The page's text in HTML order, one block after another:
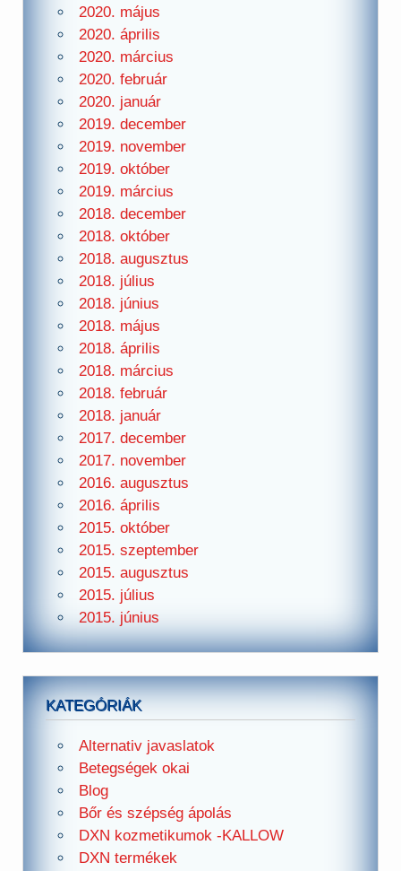
2020. május
2020. április
2020. március
2020. február
2020. január
2019. december
2019. november
2019. október
2019. március
2018. december
2018. október
2018. augusztus
2018. július
2018. június
2018. május
2018. április
2018. március
2018. február
2018. január
2017. december
2017. november
2016. augusztus
2016. április
2015. október
2015. szeptember
2015. augusztus
2015. július
2015. június
KATEGÓRIÁK
Alternativ javaslatok
Betegségek okai
Blog
Bőr és szépség ápolás
DXN kozmetikumok -KALLOW
DXN termékek